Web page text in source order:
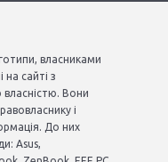
власниками
на сайті з
Вони
і
До них
Asus,